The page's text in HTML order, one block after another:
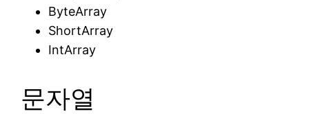
ByteArray
ShortArray
IntArray
문자열